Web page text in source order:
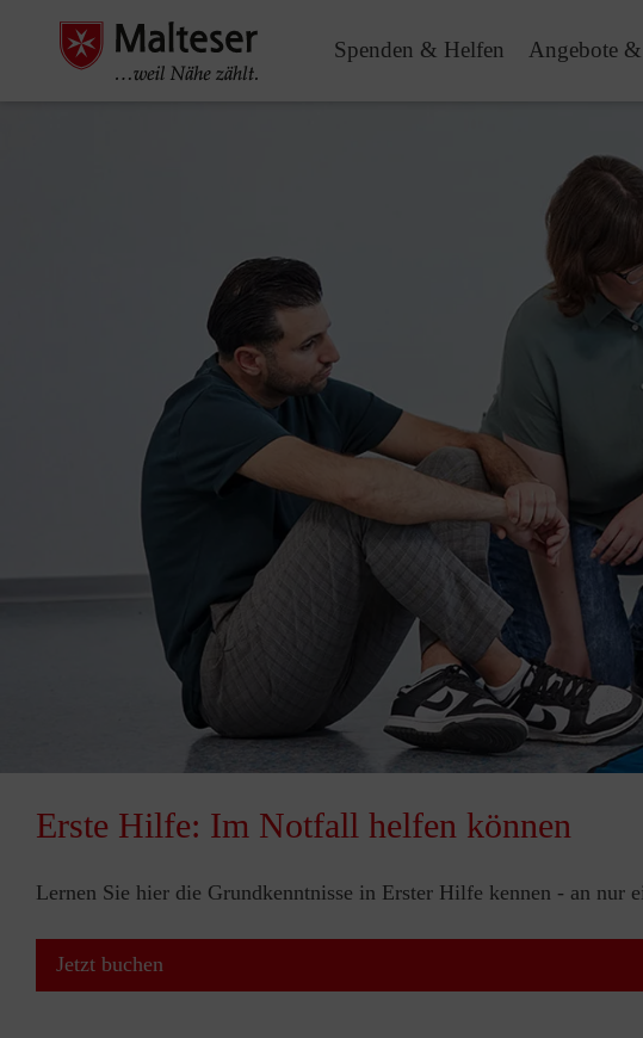
Spenden & Helfen Angebote
Erste Hilfe: Im Notfall helfen können
Lernen Sie hier die Grundkenntnisse in Erster Hilfe kennen - an nur
Jetzt buchen